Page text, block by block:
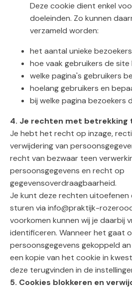
Deze cookie dient enkel
doeleinden. Zo kunnen
verzameld worden:
het aantal unieke bezoekers
hoe vaak gebruikers de site
welke pagina's gebruikers
hoelang gebruikers en
bij welke pagina bezoekers
4. Je rechten met betrekking
Je hebt het recht op inzage,
verwijdering van
recht van bezwaar teen
persoonsgegevens en recht op
gegevensoverdraagbaarheid.
Je kunt deze rechten uitoefenen
sturen via info@praktijk-
voorkomen kunnen wij je daarbij
identificeren. Wanneer het gaat
persoonsgegevens gekoppeld
een kopie van het cookie in
deze terugvinden in de
5. Cookies blokkeren en